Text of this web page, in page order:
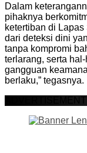
Dalam
pihaknya
ketertiban di
dari deteksi dini
tanpa kompromi
terlarang, serta
gangguan
berlaku,” tegasnya.
ADVERTISEMENT